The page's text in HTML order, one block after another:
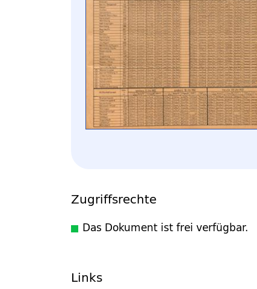
Zugriffsrechte
Das Dokument ist frei verfügbar.
Links